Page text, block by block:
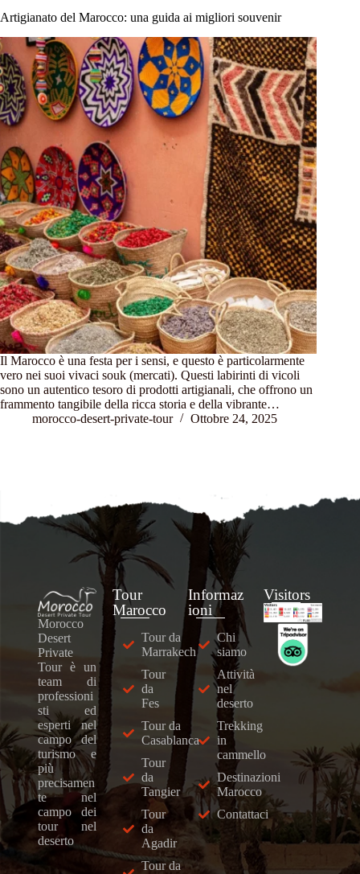
Artigianato del Marocco: una guida ai migliori souvenir
Il Marocco è una festa per i sensi, e questo è particolarmente
vero nei suoi vivaci souk (mercati). Questi labirinti di vicoli
sono un autentico tesoro di prodotti artigianali, che offrono un
frammento tangibile della ricca storia e della vibrante…
morocco-desert-private-tour
Ottobre 24, 2025
Morocco
Desert
Private
Tour è un
team di
professioni
sti ed
esperti nel
campo del
turismo e
più
precisamen
te nel
campo dei
tour nel
deserto
Tour
Marocco
Tour da
Marrakech
Tour
da
Fes
Tour da
Casablanca
Tour
da
Tangier
Tour
da
Agadir
Tour da
Informaz
Ioni
Chi
siamo
Attività
nel
deserto
Trekking
in
cammello
Destinazioni
Marocco
Contattaci
Visitors